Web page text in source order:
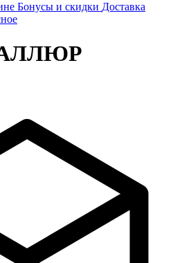
Бонусы и скидки Доставка
АЛЛЮР